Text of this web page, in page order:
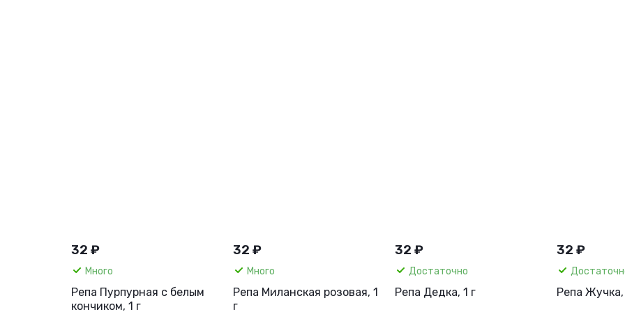
32 ₽
Много
Репа Пурпурная с белым
кончиком, 1 г
32 ₽
Много
Репа Миланская розовая, 1
г
32 ₽
Достаточно
Репа Дедка, 1 г
32 ₽
Репа Жучка,